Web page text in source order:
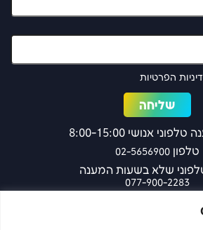
הפרטיות
אנושי 8:00-15:00
טלפון 02-5656900
שלא בשעות המענה
077-900-2283